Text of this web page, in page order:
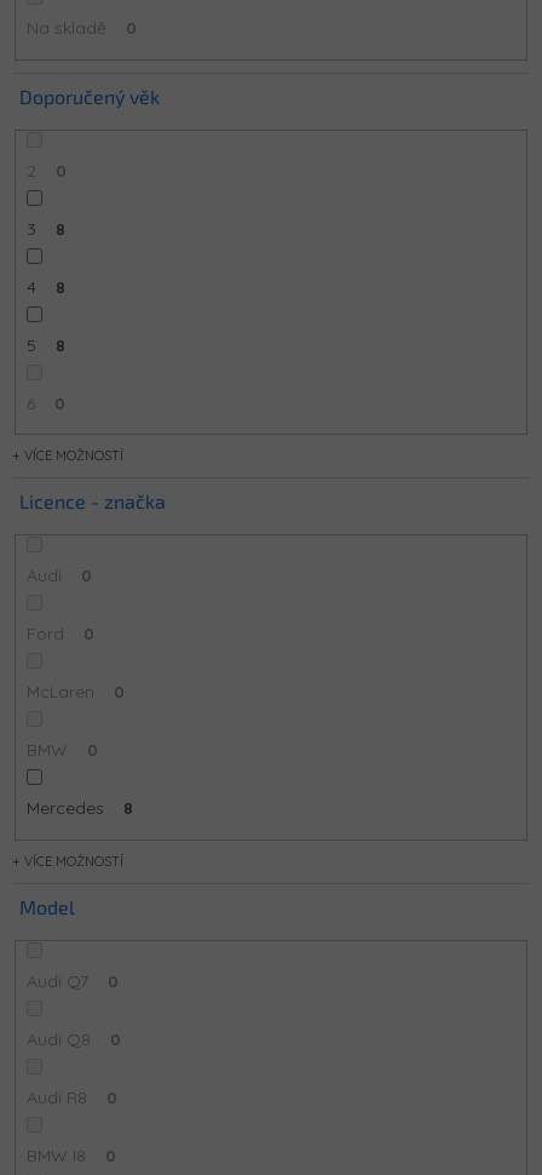
Na skladě 0
Doporučený věk
2 0
3 8
4 8
5 8
6 0
MOŽNOSTÍ
Licence - značka
Audi 0
Ford 0
McLaren 0
BMW 0
Mercedes 8
MOŽNOSTÍ
Model
Audi Q7 0
Audi Q8 0
Audi R8 0
BMW I8 0